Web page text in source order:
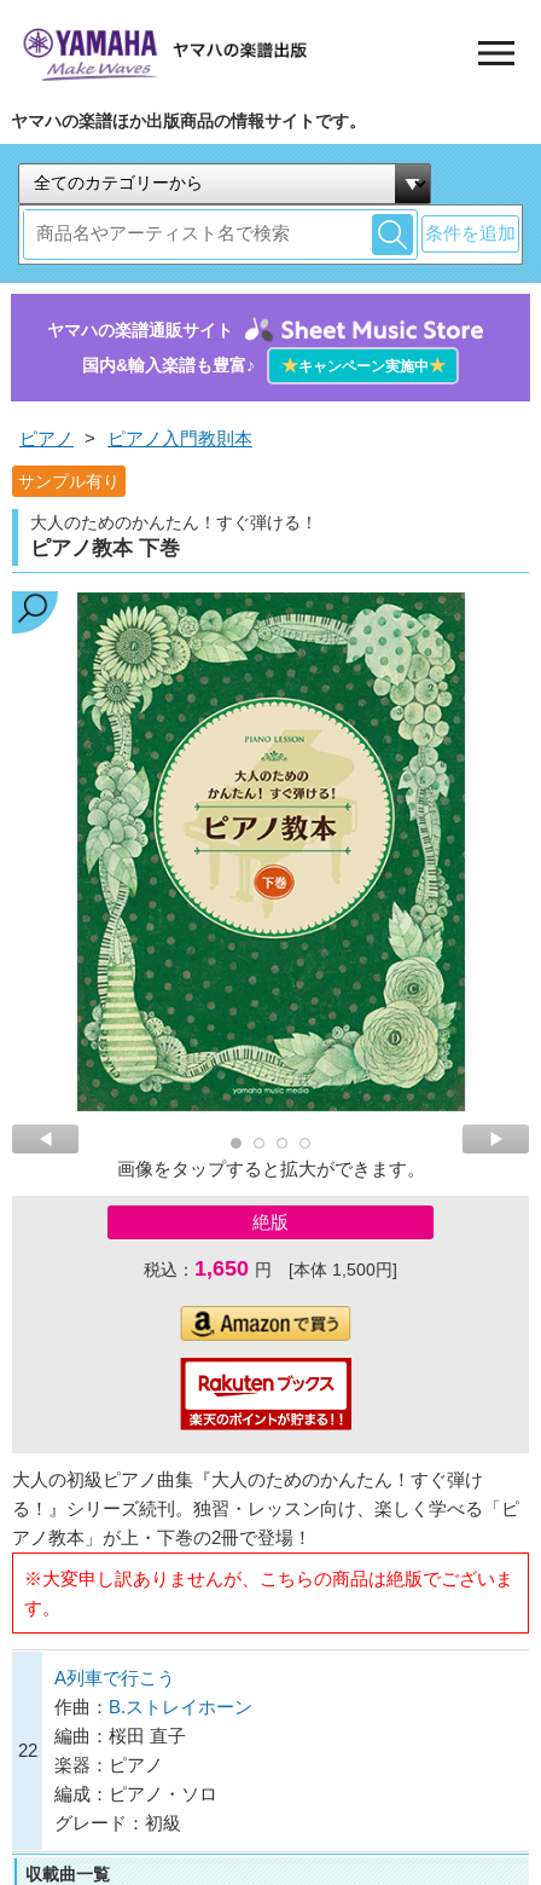
ヤマハの楽譜ほか出版商品の情報サイトです。
条件を追加
ヤマハの楽譜通販サイト
国内&輸入楽譜も豊富♪
★キャンペーン実施中★
ピアノ > ピアノ入門教則本
サンプル有り
大人のためのかんたん！すぐ弾ける！
ピアノ教本 下巻
画像をタップすると拡大ができます。
絶版
税込： 1,650 円 [本体 1,500円]
大人の初級ピアノ曲集『大人のためのかんたん！すぐ弾け
る！』シリーズ続刊。独習・レッスン向け、楽しく学べる「ピ
アノ教本」が上・下巻の2冊で登場！
※大変申し訳ありませんが、こちらの商品は絶版でございま
す。
22
A列車で行こう
作曲： B.ストレイホーン
編曲：桜田 直子
楽器：ピアノ
編成：ピアノ・ソロ
グレード：初級
収載曲一覧